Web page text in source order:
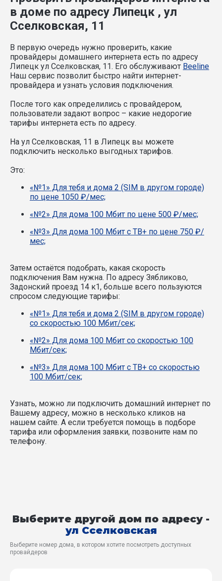
в доме по адресу Липецк , ул
Сселковская, 11
В первую очередь нужно проверить, какие
провайдеры домашнего интернета есть по адресу
Липецк ул Сселковская, 11. Его обслуживают Beeline
Наш сервис позволит быстро найти интернет-
провайдера и узнать условия подключения.
После того как определились с провайдером,
пользователи задают вопрос – какие недорогие
тарифы интернета есть по адресу.
На ул Сселковская, 11 в Липецк вы можете
подключить несколько выгодных тарифов.
Это:
«№1» Для тебя и дома 2 (SIM в другом городе)
по цене 1050 ₽/мес;
«№2» Для дома 100 Мбит по цене 500 ₽/мес;
«№3» Для дома 100 Мбит с ТВ+ по цене 750 ₽/
мес;
Затем остаётся подобрать, какая скорость
подключения Вам нужна. По адресу Зябликово,
Задонский проезд 14 к1, больше всего пользуются
спросом следующие тарифы:
«№1» Для тебя и дома 2 (SIM в другом городе)
со скоростью 100 Мбит/сек;
«№2» Для дома 100 Мбит со скоростью 100
Мбит/сек;
«№3» Для дома 100 Мбит с ТВ+ со скоростью
100 Мбит/сек;
Узнать, можно ли подключить домашний интернет по
Вашему адресу, можно в несколько кликов на
нашем сайте. А если требуется помощь в подборе
тарифа или оформления заявки, позвоните нам по
телефону.
Выберите другой дом по адресу -
ул Сселковская
Выберите номер дома, в котором хотите посмотреть доступных
провайдеров